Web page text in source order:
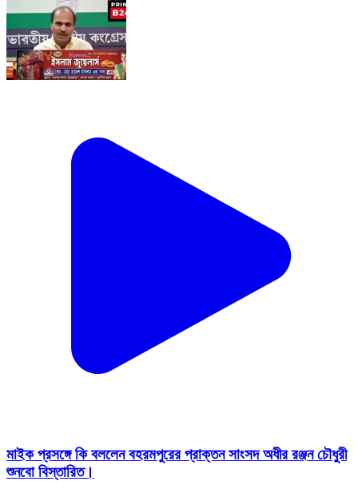
মাইক প্রসঙ্গে কি বললেন বহরমপুরের প্রাক্তন সাংসদ অধীর রঞ্জন চৌধুরী
শুনবো বিস্তারিত।